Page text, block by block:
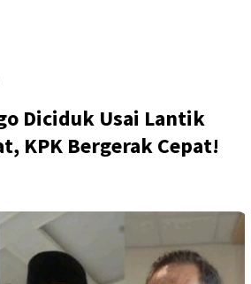
Diciduk Usai Lantik
KPK Bergerak Cepat!